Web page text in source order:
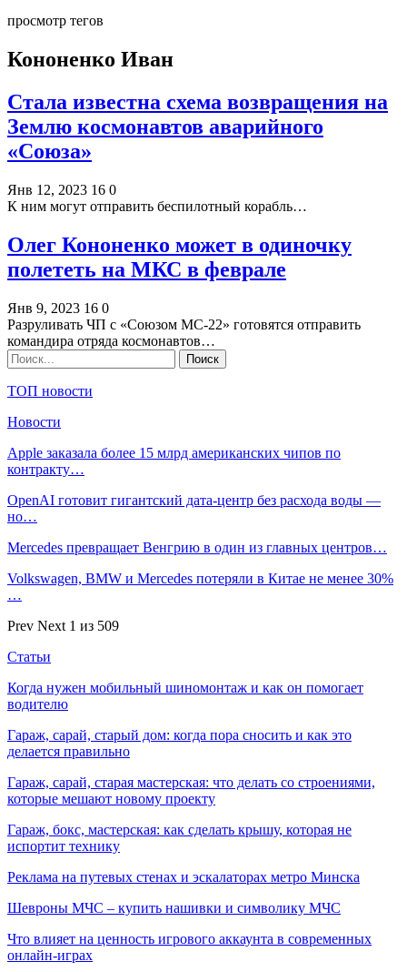
просмотр тегов
Кононенко Иван
Стала известна схема возвращения на
Землю космонавтов аварийного
«Союза»
Янв 12, 2023 16 0
К ним могут отправить беспилотный корабль…
Олег Кононенко может в одиночку
полететь на МКС в феврале
Янв 9, 2023 16 0
Разруливать ЧП с «Союзом МС-22» готовятся отправить
командира отряда космонавтов…
ТОП новости
Новости
Apple заказала более 15 млрд американских чипов по
контракту…
OpenAI готовит гигантский дата-центр без расхода воды —
но…
Mercedes превращает Венгрию в один из главных центров…
Volkswagen, BMW и Mercedes потеряли в Китае не менее 30%
…
Prev Next 1 из 509
Статьи
Когда нужен мобильный шиномонтаж и как он помогает
водителю
Гараж, сарай, старый дом: когда пора сносить и как это
делается правильно
Гараж, сарай, старая мастерская: что делать со строениями,
которые мешают новому проекту
Гараж, бокс, мастерская: как сделать крышу, которая не
испортит технику
Реклама на путевых стенах и эскалаторах метро Минска
Шевроны МЧС – купить нашивки и символику МЧС
Что влияет на ценность игрового аккаунта в современных
онлайн-играх